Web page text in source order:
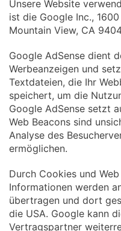
Unsere Website
ist die Google Inc.,
Mountain View, CA
Google AdSense dient
Werbeanzeigen und
Textdateien, die Ihr
speichert, um die
Google AdSense setzt
Web Beacons sind
Analyse des
ermöglichen.
Durch Cookies und
Informationen werden
übertragen und dort
die USA. Google kann
Vertragspartner